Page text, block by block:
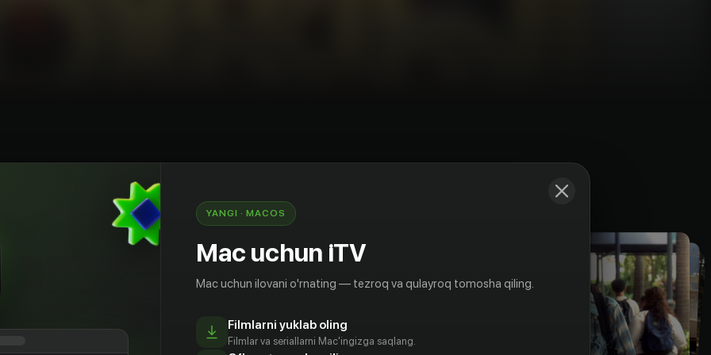
OilaviyAQSh
переезжает вместе с семьёй из
Там он вместе с двумя новыми друзьями
популяции редких сов, бросает вызов
продажным политикам и бездарным
решимости защитить свою окружающую
воздействия, друзья готовы на всё, чтобы
YANGI · MACOS
Mac uchun iTV
Mac uchun ilovani o'rnating — tezroq va qulayroq tomosha qiling.
Filmlarni yuklab oling
Filmlar va seriallarni Mac'ingizga saqlang.